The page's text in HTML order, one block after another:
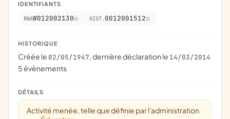
IDENTIFIANTS
RNAW012002130 HIST. 0012001512
HISTORIQUE
Créée le 02/05/1947, dernière déclaration le 14/03/2014
5 évènements
DÉTAILS
Activité menée, telle que définie par l'administration